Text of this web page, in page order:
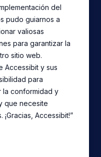
del
pudo guiarnos a
valiosas
para garantizar la
sitio web.
Accessibit y sus
para
la conformidad y
que necesite
Accessibit!”